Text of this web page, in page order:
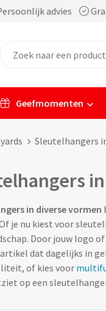
advies
Geefmomenten
Sleutelhangers
in diverse vormen
je nu kiest voor
Door jouw logo
dat dagelijks in
of kies voor
op een